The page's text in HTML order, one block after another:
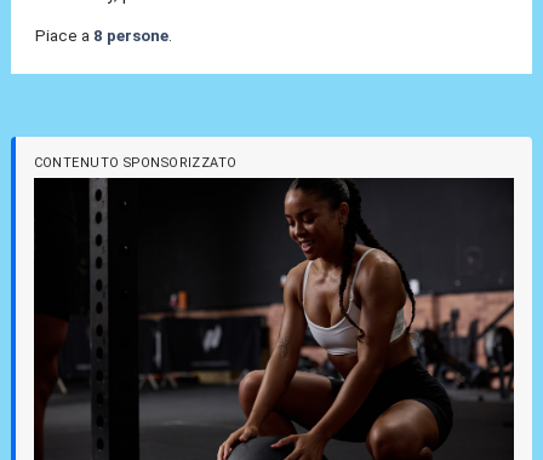
Piace a 8 persone.
CONTENUTO SPONSORIZZATO